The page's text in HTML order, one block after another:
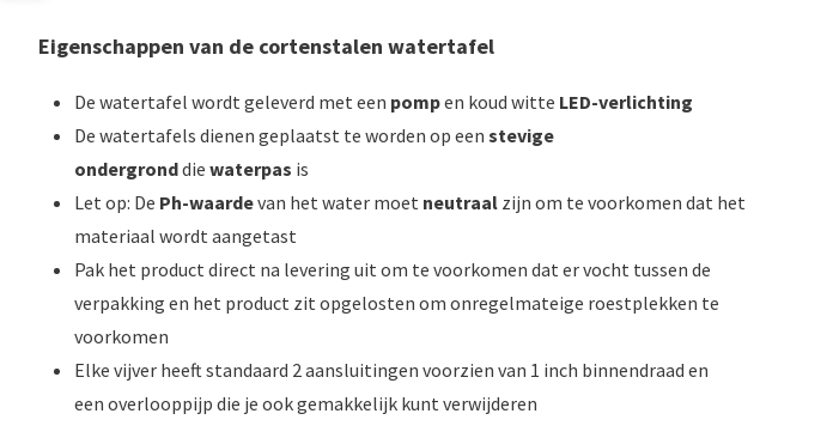
Eigenschappen van de cortenstalen watertafel
De watertafel wordt geleverd met een pompen koud witte LED-verlichting
De watertafels dienen geplaatst te worden op een stevige
ondergronddie waterpas is
Let op: De Ph-waardevan het water moet neutraal zijn om te voorkomen dat het
materiaal wordt aangetast
Pak het product direct na levering uit om te voorkomen dat er vocht tussen de
verpakking en het product zit opgelosten om onregelmateige roestplekken te
voorkomen
Elke vijver heeft standaard 2 aansluitingen voorzien van 1 inch binnendraad en
een overlooppijp die je ook gemakkelijk kunt verwijderen